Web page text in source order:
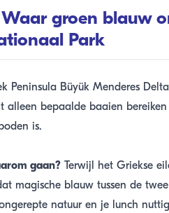
groen blauw
Park
Peninsula Büyük Menderes
alleen bepaalde baaien
is.
gaan?Terwijl het Griekse
magische blauw tussen de
natuur en je lunch